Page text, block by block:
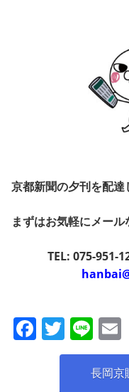
京都新聞の夕刊を配達
まずはお気軽にメー
TEL: 075-
F T
w
Li
n
e
長岡京